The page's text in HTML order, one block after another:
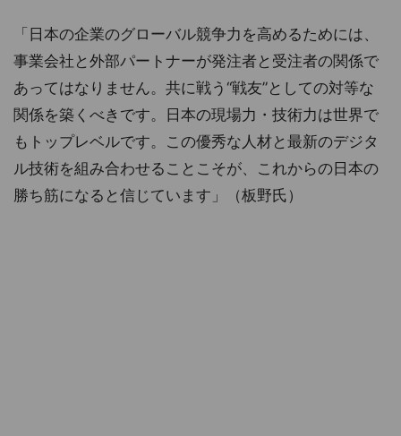
「日本の企業のグローバル競争力を高めるためには、
事業会社と外部パートナーが発注者と受注者の関係で
あってはなりません。共に戦う“戦友”としての対等な
関係を築くべきです。日本の現場力・技術力は世界で
もトップレベルです。この優秀な人材と最新のデジタ
ル技術を組み合わせることこそが、これからの日本の
勝ち筋になると信じています」（板野氏）